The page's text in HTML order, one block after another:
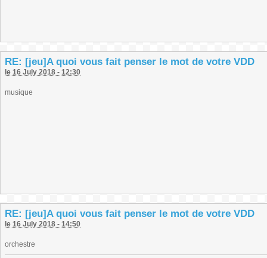
RE: [jeu]A quoi vous fait penser le mot de votre VDD
le 16 July 2018 - 12:30
musique
RE: [jeu]A quoi vous fait penser le mot de votre VDD
le 16 July 2018 - 14:50
orchestre